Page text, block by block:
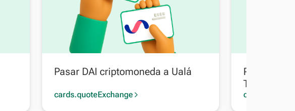
Pasar DAI criptomoneda a Ualá
cards.quoteExchange arrow_forward_ios
Pasar DAI